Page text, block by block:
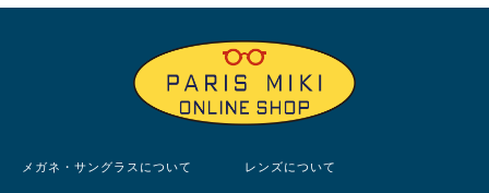
メガネ・サングラスについて レンズについて